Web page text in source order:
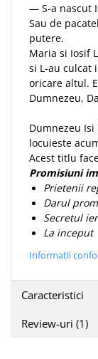
Teologie
A doua venire
Apologetica
Dogmatica
Istoria Bisericii
Misiune
Viata crestina
Devotional
Diverse
Lupta Spirituala
Schimbarea
Slujire
Suferinta
Viata din belsug
Viata de zi cu zi
Despre afaceri
— S-a nascut
Sau de
putere.
Maria si Iosif
si L-au culcat
oricare altul.
Dumnezeu,
Dumnezeu
locuieste
Acest titlu
Promisiuni
Prietenii
Darul
Secretul
La inceput
Informatii
Caracteristici
Review-uri (1)